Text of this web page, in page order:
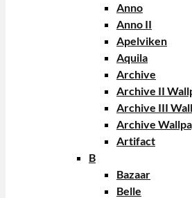
Anno
Anno II
Apelviken
Aquila
Archive
Archive II
Archive III
Archive
Artifact
B
Bazaar
Belle